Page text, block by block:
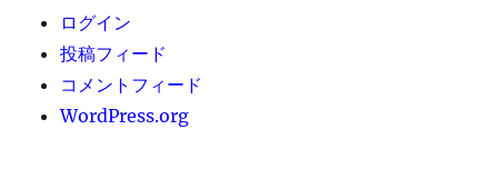
ログイン
投稿フィード
コメントフィード
WordPress.org